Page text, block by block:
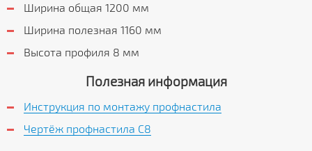
Ширина общая 1200 мм
Ширина полезная 1160 мм
Высота профиля 8 мм
Полезная информация
Инструкция по монтажу профнастила
Чертёж профнастила C8